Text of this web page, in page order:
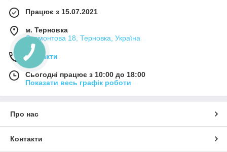
Працює з 15.07.2021
м. Терновка
Лермонтова 18, Терновка, Україна
Контакти
Сьогодні працює з 10:00 до 18:00
Показати весь графік роботи
Про нас
Контакти